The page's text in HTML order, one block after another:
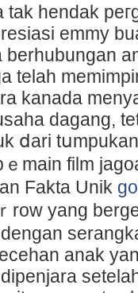
hendak
emmy
telah
kanada
dagang,
ⅾаri
main film
Fakta Unik
row yang
anak